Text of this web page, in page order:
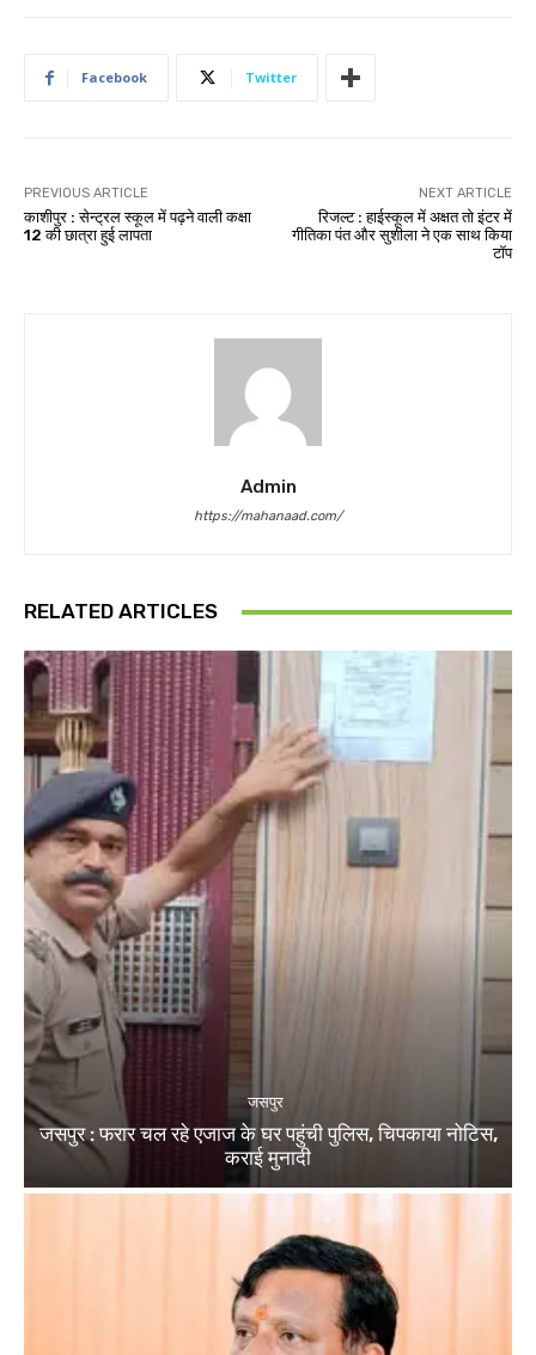
Facebook Twitter
PREVIOUS ARTICLE
काशीपुर : सेन्ट्रल स्कूल में पढ़ने वाली कक्षा
12 की छात्रा हुई लापता
NEXT ARTICLE
रिजल्ट : हाईस्कूल में अक्षत तो इंटर में
गीतिका पंत और सुशीला ने एक साथ किया
टॉप
Admin
https://mahanaad.com/
RELATED ARTICLES
जसपुर
जसपुर : फरार चल रहे एजाज के घर पहुंची पुलिस, चिपकाया नोटिस,
कराई मुनादी